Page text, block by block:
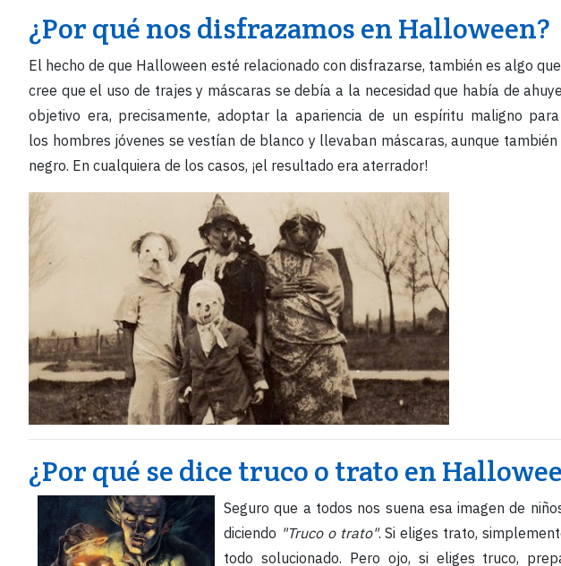
¿Por qué nos disfrazamos en Halloween?
El hecho de que Halloween esté relacionado con disfrazarse, también es algo
cree que el uso de trajes y máscaras se debía a la necesidad que había de
objetivo era, precisamente, adoptar la apariencia de un espíritu maligno
los hombres jóvenes se vestían de blanco y llevaban máscaras, aunque
negro. En cualquiera de los casos, ¡el resultado era aterrador!
¿Por qué se dice truco o trato en
Seguro que a todos nos suena esa imagen de
diciendo "Truco o trato". Si eliges trato,
todo solucionado. Pero ojo, si eliges truco,